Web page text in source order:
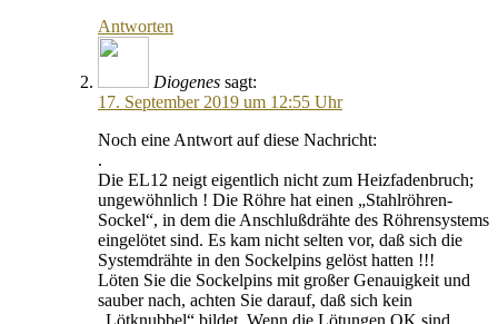
Antworten
Diogenes sagt:
17. September 2019 um 12:55 Uhr
Noch eine Antwort auf diese Nachricht:
.
Die EL12 neigt eigentlich nicht zum Heizfadenbruch;
ungewöhnlich ! Die Röhre hat einen „Stahlröhren-
Sockel“, in dem die Anschlußdrähte des Röhrensystems
eingelötet sind. Es kam nicht selten vor, daß sich die
Systemdrähte in den Sockelpins gelöst hatten !!!
Löten Sie die Sockelpins mit großer Genauigkeit und
sauber nach, achten Sie darauf, daß sich kein